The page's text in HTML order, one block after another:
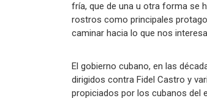
fría, que de una u otra forma se
rostros como principales
caminar hacia lo que nos
El gobierno cubano, en las
dirigidos contra Fidel Castro y
propiciados por los cubanos del